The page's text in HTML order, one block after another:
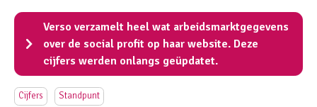
Verso verzamelt heel wat arbeidsmarktgegevens
over de social profit op haar website. Deze
cijfers werden onlangs geüpdatet.
Cijfers Standpunt